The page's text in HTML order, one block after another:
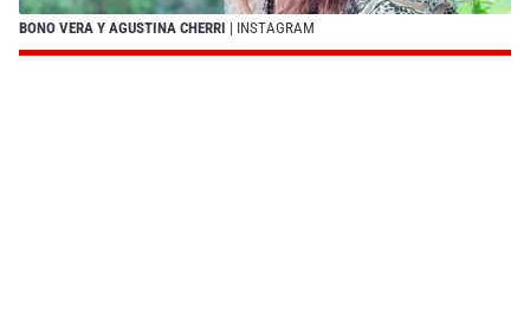
BONO VERA Y AGUSTINA CHERRI | INSTAGRAM